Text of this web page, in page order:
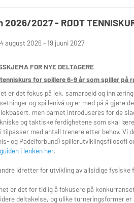
desember eller lørdag 20. desember
Ikke påkrevd for deltakelse på
medlemmer:Rabatt på kurs og tilgang til
Halv pris fra august : 650,-
300,- (tennisskolemedlemskap som
2026/2027 - RØDT
august 2026 - 19 juuni 2027
FOR NYE DELTAGERE
for spillere 6-9 år som spiller på
er det fokus på lek, samarbeid og
og spillenivå og er med på å gjøre
men barnet introduseres for de
og taktiske ferdighetene som skal
tilpasser med antall trenere etter behov. Vi
og Padelforbund) spillerutviklingsfilosofi
i lenken her.
idretter for utvikling av allsidige
er det for tidlig å fokusere på
deltakelse, og ulike turneringsformer